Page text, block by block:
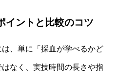
イントと比較のコツ
、単に「採血が学べるかど
なく、実技時間の長さや指